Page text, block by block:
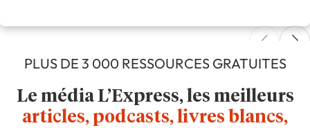
Le média L’Express, les meilleurs
articles, podcasts, livres blancs,
PLUS DE 3 000 RESSOURCES GRATUITES